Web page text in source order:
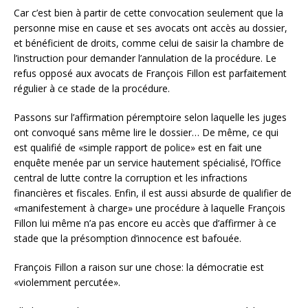
Car c’est bien à partir de cette convocation seulement que la
personne mise en cause et ses avocats ont accès au dossier,
et bénéficient de droits, comme celui de saisir la chambre de
l’instruction pour demander l’annulation de la procédure. Le
refus opposé aux avocats de François Fillon est parfaitement
régulier à ce stade de la procédure.
Passons sur l’affirmation péremptoire selon laquelle les juges
ont convoqué sans même lire le dossier… De même, ce qui
est qualifié de «simple rapport de police» est en fait une
enquête menée par un service hautement spécialisé, l’Office
central de lutte contre la corruption et les infractions
financières et fiscales. Enfin, il est aussi absurde de qualifier de
«manifestement à charge» une procédure à laquelle François
Fillon lui même n’a pas encore eu accès que d’affirmer à ce
stade que la présomption d’innocence est bafouée.
François Fillon a raison sur une chose: la démocratie est
«violemment percutée».